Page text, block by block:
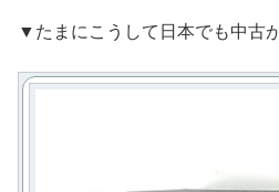
▼たまにこうして日本でも中古